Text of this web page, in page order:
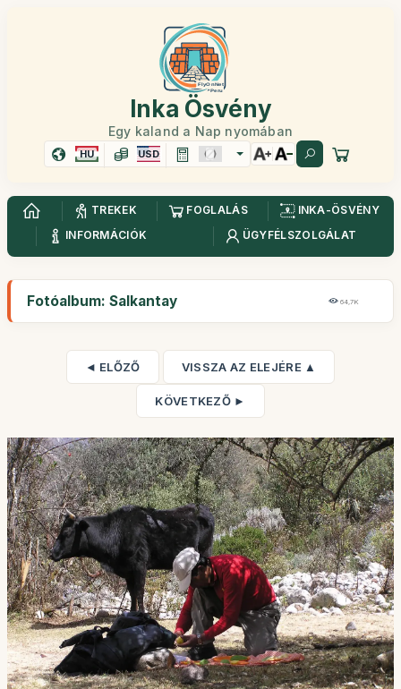
Inka Ösvény
Egy kaland a Nap nyomában
HU USD
TREKEK FOGLALÁS
INKA-ÖSVÉNY
INFORMÁCIÓK
ÜGYFÉLSZOLGÁLAT
Fotóalbum: Salkantay 64,7K
◄ ELŐZŐ VISSZA AZ ELEJÉRE ▲
KÖVETKEZŐ ►